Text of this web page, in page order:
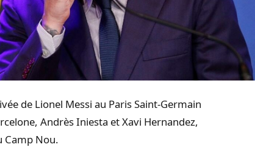
de Lionel Messi au Paris Saint-Germain
Andrès Iniesta et Xavi Hernandez,
Camp Nou.